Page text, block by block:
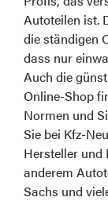
Autoteilen ist.
die ständigen
dass nur
Auch die
Online-Shop
Normen und
Sie bei Kfz-
Hersteller und
anderem
Sachs und